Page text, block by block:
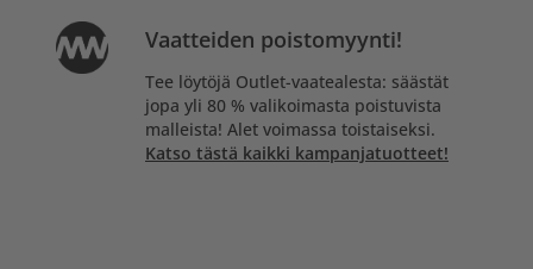
Vaatteiden poistomyynti!
Tee löytöjä Outlet-vaatealesta: säästät
jopa yli 80 % valikoimasta poistuvista
malleista! Alet voimassa toistaiseksi.
Katso tästä kaikki kampanjatuotteet!